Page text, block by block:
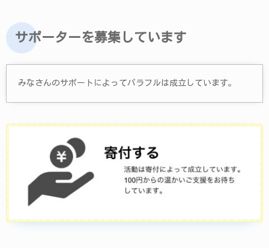
サポーターを募集しています
みなさんのサポートによってパラフルは成立しています。